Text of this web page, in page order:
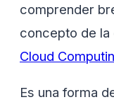
comprender
concepto de la
Cloud
Es una forma